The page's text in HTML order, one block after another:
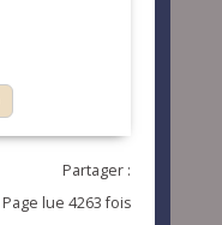
Partager :
Page lue 4263 fois